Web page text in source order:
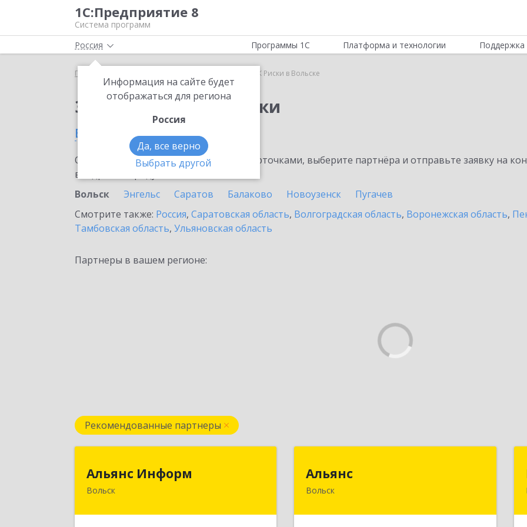
1С:Предприятие 8
Система программ
Россия
Информация на сайте будет
отображаться для региона
Россия
Да, все верно
Выбрать другой
Программы 1С Платформа и технологии Поддержка
Главная 1СПАРК Риски в Вольске
Заказать 1СПАРК Риски
в Вольске
Ознакомьтесь с информационными карточками, выберите партнёра и отправьте заявку на
внедрение продукта.
Вольск
Энгельс Саратов Балаково Новоузенск
Пугачев
Смотрите также: Россия, Саратовская область, Волгоградская область, Воронежская область,
Тамбовская область, Ульяновская область
Партнеры в вашем регионе:
Рекомендованные партнеры
Альянс Информ
Вольск
Альянс Информ
412906, Саратовская обл, Вольск г,
Альянс
Вольск412900, Саратовская обл, Вольск г,